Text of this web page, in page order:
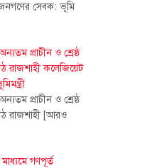
সেবক: ভূমি
প্রাচীন ও শ্রেষ্ঠ
রাজশাহী কলেজিয়েট
প্রাচীন ও শ্রেষ্ঠ
রাজশাহী [আরও
মাধ্যমে গণপূর্ত